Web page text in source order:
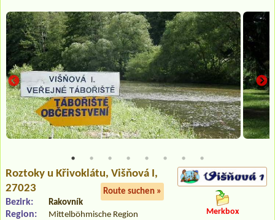
Roztoky u Křivoklátu, Višňová I,
27023
Route suchen »
Bezirk: Rakovník
Region: Mittelböhmische Region Merkbox